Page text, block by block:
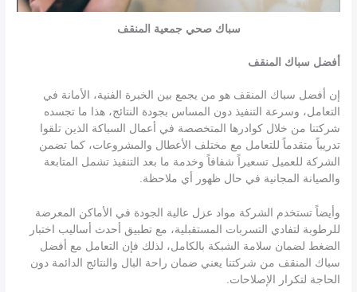
سباك صحي جمعية المنقف
أفضل سباك المنقف
إن أفضل سباك المنقف هو من يجمع بين الخبرة الفنية، الأمانة في
التعامل، وسرعة التنفيذ دون المساس بجودة النتائج، هذا ما تجسده
شركتنا من خلال كوادرها المتخصصة في أعمال السباكة الذين تلقوا
تدريباً متقدماً للتعامل مع مختلف الأعطال والمشروعات، كما تضمن
الشركة للعميل تسعيراً شفافاً وخدمة ما بعد التنفيذ تشمل المتابعة
والصيانة المجانية في حال ظهور أي ملاحظة.
وأيضاً تستخدم الشركة مواد عزل عالية الجودة في الأماكن المعرضة
للرطوبة لتفادي التسربات المستقبلية، مع تطبيق أحدث أساليب اختبار
الضغط لضمان سلامة الشبكة بالكامل، لذلك فإن التعامل مع أفضل
سباك المنقف من شركتنا يعني ضمان راحة البال والنتائج الدائمة دون
الحاجة لتكرار الإصلاحات.